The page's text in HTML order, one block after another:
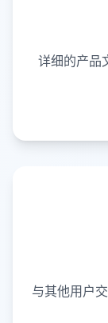
详细的产品
与其他用户